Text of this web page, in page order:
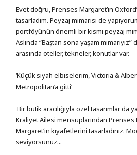
Evet doğru, Prenses Margaret’in
tasarladım. Peyzaj mimarisi de
portföyünün önemli bir kısmı peyzaj
Aslında “Baştan sona yaşam
arasında oteller, tekneler, konutlar var.
‘Küçük siyah elbiselerim, Victoria &
Metropolitan’a gitti’
Bir butik aracılığıyla özel tasarımlar da
Kraliyet Ailesi mensuplarından Prenses
Margaret’in kıyafetlerini tasarladınız.
seviyorsunuz...